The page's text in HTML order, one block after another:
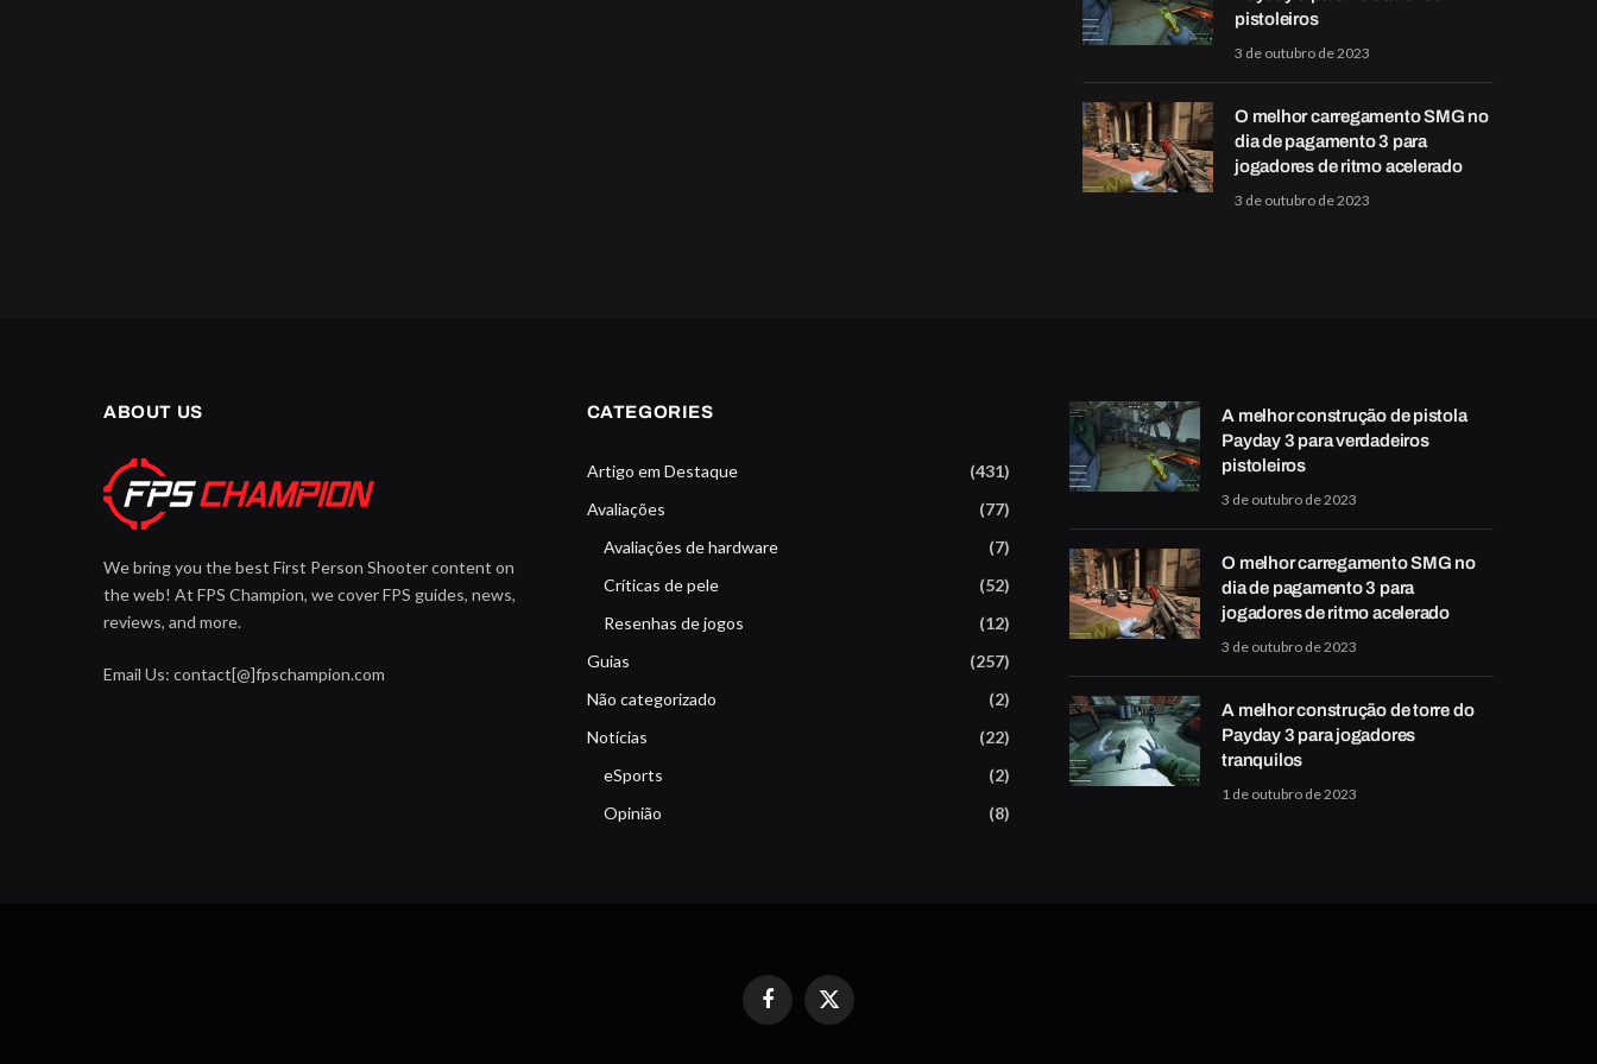
pistoleiros
3 de outubro de 2023
O melhor carregamento SMG no
dia de pagamento 3 para
jogadores de ritmo acelerado
3 de outubro de 2023
ABOUT US
We bring you the best First Person Shooter content on
the web! At FPS Champion, we cover FPS guides, news,
reviews, and more.
Email Us: contact[@]fpschampion.com
CATEGORIES
Artigo em Destaque
(431)
Avaliações
(77)
Avaliações de hardware
(7)
Críticas de pele
(52)
Resenhas de jogos
(12)
Guias
(257)
Não categorizado
(2)
Notícias
(22)
eSports
(2)
Opinião
(8)
A melhor construção de pistola
Payday 3 para verdadeiros
pistoleiros
3 de outubro de 2023
O melhor carregamento SMG no
dia de pagamento 3 para
jogadores de ritmo acelerado
3 de outubro de 2023
A melhor construção de torre do
Payday 3 para jogadores
tranquilos
1 de outubro de 2023
FacebookX
(Twitter)